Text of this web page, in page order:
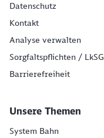
Datenschutz
Kontakt
Analyse verwalten
Sorgfaltspflichten / LkSG
Barrierefreiheit
Unsere Themen
System Bahn